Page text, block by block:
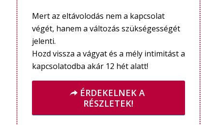
Mert az eltávolodás nem a kapcsolat
végét, hanem a változás szükségességét
jelenti.
Hozd vissza a vágyat és a mély intimitást a
kapcsolatodba akár 12 hét alatt!
ÉRDEKELNEK A
RÉSZLETEK!